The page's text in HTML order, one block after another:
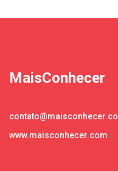
MaisConhecer
www.maisconhecer.com